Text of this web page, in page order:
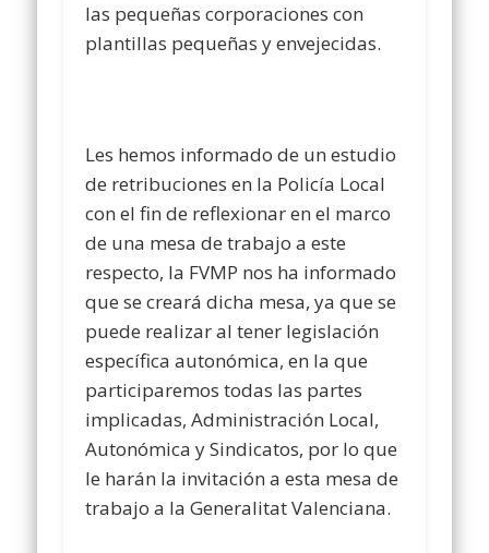
las pequeñas corporaciones con
plantillas pequeñas y envejecidas.
Les hemos informado de un estudio
de retribuciones en la Policía Local
con el fin de reflexionar en el marco
de una mesa de trabajo a este
respecto, la FVMP nos ha informado
que se creará dicha mesa, ya que se
puede realizar al tener legislación
específica autonómica, en la que
participaremos todas las partes
implicadas, Administración Local,
Autonómica y Sindicatos, por lo que
le harán la invitación a esta mesa de
trabajo a la Generalitat Valenciana.